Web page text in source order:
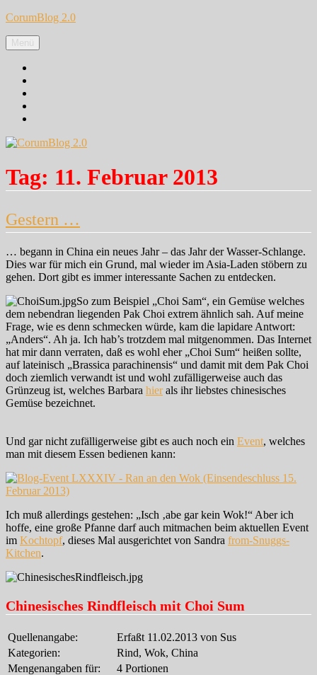
Zum
springen
CorumBlog 2.0
Menü
Tag: 11. Februar 2013
Gestern …
… begann in China ein neues Jahr – das Jahr der Wasser-Schlange.
Dies war für mich ein Grund, mal wieder im Asia-Laden stöbern zu
gehen. Dort gibt es immer interessante Sachen zu entdecken.
So zum Beispiel „Choi Sam“, ein Gemüse welches
dem nebendran liegenden Pak Choi extrem ähnlich sah. Auf meine
Frage, wie es denn schmecken würde, kam die lapidare Antwort:
„Anders“. Ah ja. Ich hab’s trotzdem mal mitgenommen. Das Internet
hat mir dann verraten, daß es wohl eher „Choi Sum“ heißen sollte,
auf lateinisch „Brassica parachinensis“ und damit mit dem Pak Choi
doch ziemlich verwandt ist und wohl zufälligerweise auch das
Grünzeug ist, welches Barbara hierals ihr liebstes chinesisches
Gemüse bezeichnet.
Und gar nicht zufälligerweise gibt es auch noch ein Event, welches
man mit diesem Essen bedienen kann:
Ich muß allerdings gestehen: „Isch ‚abe gar kein Wok!“ Aber ich
hoffe, eine große Pfanne darf auch mitmachen beim aktuellen Event
im Kochtopf, dieses Mal ausgerichtet von Sandra from-Snuggs-
Kitchen.
Chinesisches Rindfleisch mit Choi Sum
Quellenangabe:
Erfaßt 11.02.2013 von Sus
Kategorien:
Rind, Wok, China
Mengenangaben für:
4 Portionen